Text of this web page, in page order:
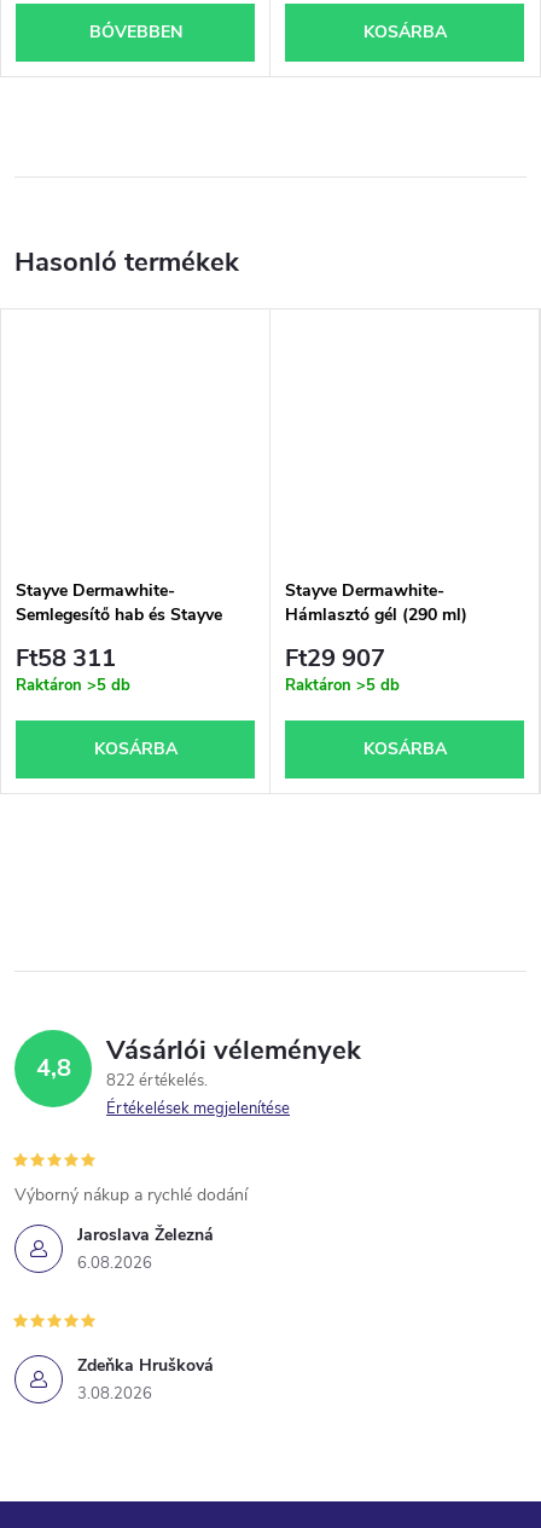
BŐVEBBEN KOSÁRBA
Stayve Dermawhite-
Semlegesítő hab és Stayve
készlet
Ft58 311
Raktáron >5 db
KOSÁRBA
Stayve Dermawhite-
Hámlasztó gél (290 ml)
Ft29 907
Raktáron >5 db
KOSÁRBA
4,8 Vásárlói vélemények
822 értékelés
Értékelések megjelenítése
Jaroslava Železná
6.08.2026
Výborný nákup a rychlé dodání
Zdeňka Hrušková
3.08.2026